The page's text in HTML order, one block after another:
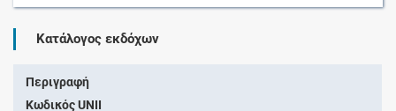
Κατάλογος εκδόχων
Περιγραφή
Κωδικός UNII